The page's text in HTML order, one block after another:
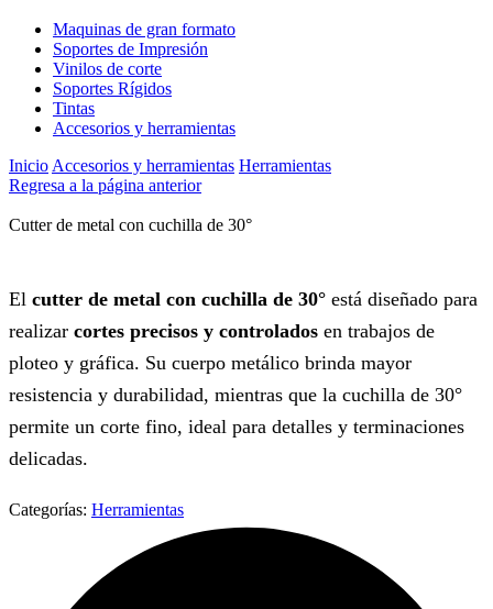
Maquinas de gran formato
Soportes de Impresión
Vinilos de corte
Soportes Rígidos
Tintas
Accesorios y herramientas
Inicio Accesorios y herramientas Herramientas
Regresa a la página anterior
Cutter de metal con cuchilla de 30°
El cutter de metal con cuchilla de 30° está diseñado para
realizar cortes precisos y controlados en trabajos de
ploteo y gráfica. Su cuerpo metálico brinda mayor
resistencia y durabilidad, mientras que la cuchilla de 30°
permite un corte fino, ideal para detalles y terminaciones
delicadas.
Categorías: Herramientas